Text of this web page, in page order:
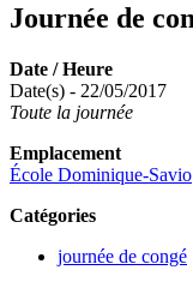
Journée de
Date / Heure
Date(s) - 22/05/2017
Toute la journée
Emplacement
École Dominique-Savio
Catégories
journée de congé